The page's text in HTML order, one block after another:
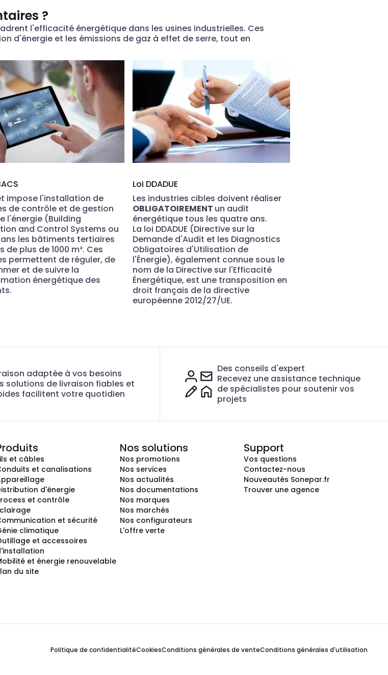
?
l'efficacité énergétique dans les usines industrielles. Ces
d'énergie et les émissions de gaz à effet de serre, tout en
impose l'installation de
de contrôle et de gestion
l'énergie (Building
and Control Systems ou
les bâtiments tertiaires
de plus de 1000 m². Ces
permettent de réguler, de
et de suivre la
énergétique des
Loi DDADUE
Les industries cibles doivent réaliser
OBLIGATOIREMENT un audit
énergétique tous les quatre ans.
La loi DDADUE (Directive sur la
Demande d'Audit et les Diagnostics
Obligatoires d'Utilisation de
l'Énergie), également connue sous le
nom de la Directive sur l'Efficacité
Énergétique, est une transposition en
droit français de la directive
européenne 2012/27/UE.
adaptée à vos besoins
solutions de livraison fiables et
facilitent votre quotidien
Des conseils d'expert
Recevez une assistance technique
de spécialistes pour soutenir vos
projets
et câbles
et canalisations
d'énergie
et contrôle
et sécurité
climatique
et accessoires
et énergie renouvelable
du site
Nos solutions
Nos promotions
Nos services
Nos actualités
Nos documentations
Nos marques
Nos marchés
Nos configurateurs
L'offre verte
Support
Vos questions
Contactez-nous
Nouveautés Sonepar.fr
Trouver une agence
Politique de confidentialitéCookiesConditions générales de venteConditions générales d'utilisation